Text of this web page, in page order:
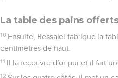
La table des pains
10 Ensuite, Bessalel fabrique la
centimètres de haut.
11 Il la recouvre d’or pur et il fait
12